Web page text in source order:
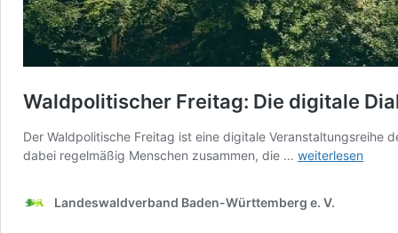
Waldpolitischer Freitag: Die digitale
Der Waldpolitische Freitag ist eine digitale
dabei regelmäßig Menschen zusammen, die … Waldpolitischer
digitale
weiterlesen
Landeswaldverband Baden-Württemberg e. V.